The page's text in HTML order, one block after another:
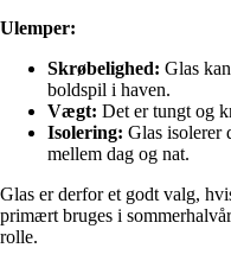
Ulemper:
Skrøbelighed: Glas
boldspil i haven.
Vægt: Det er tungt og
Isolering: Glas isolerer
mellem dag og nat.
Glas er derfor et godt valg,
primært bruges i
rolle.